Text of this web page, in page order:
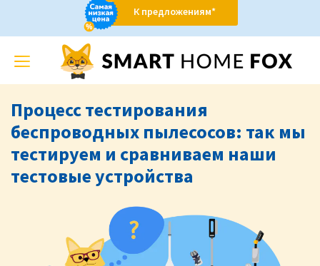
К предложениям*
Toggle
navigation
Процесс тестирования
беспроводных пылесосов: так мы
тестируем и сравниваем наши
тестовые устройства